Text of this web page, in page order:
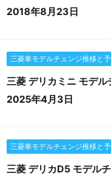
2018年8月23日
三菱車モデルチェンジ推移と
三菱 デリカミニ モデ
2025年4月3日
三菱車モデルチェンジ推移と
三菱 デリカD5 モデル